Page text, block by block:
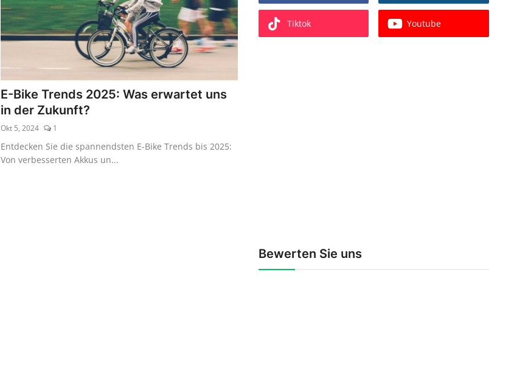
E-Bike Trends 2025: Was erwartet uns
in der Zukunft?
Okt 5, 2024 1
Entdecken Sie die spannendsten E-Bike Trends bis 2025:
Von verbesserten Akkus un...
Tiktok Youtube
Bewerten Sie uns